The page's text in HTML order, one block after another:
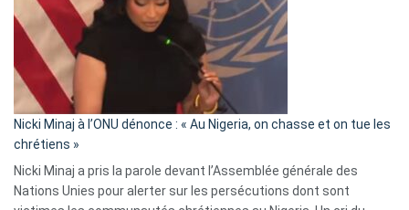
« Zemmour
a
tout
parle
ses
tripes »
Nicki Minaj à l’ONU dénonce : « Au Nigeria, on chasse et on tue les
chrétiens »
Nicki Minaj a pris la parole devant l’Assemblée générale des
Nations Unies pour alerter sur les persécutions dont sont